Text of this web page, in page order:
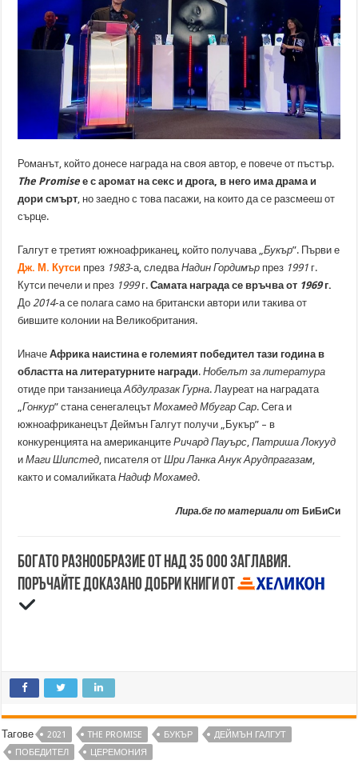
Романът, който донесе награда на своя автор, е повече от пъстър.
The Promise е с аромат на секс и дрога, в него има драма и
дори смърт , но заедно с това пасажи, на които да се разсмееш от
сърце.
Галгут е третият южноафриканец, който получава „Букър”. Първи е
Дж. М. Кутси през 1983-а, следваНадин Гордимър през 1991 г.
Кутси печели и през 1999г.Самата награда се връчва от 1969г.
До 2014-а се полага само на британски автори или такива от
бившите колонии на Великобритания.
ИначеАфрика наистина е големият победител тази година в
областта на литературните награди.Нобелът за литература
отиде при танзаниецаАбдулразак Гурна. Лауреат на наградата
„Гонкур” стана сенегалецътМохамед Мбугар Сар. Сега и
южноафриканецът Деймън Галгут получи „Букър” – в
конкуренцията на американцитеРичард Пауърс ,Патриша Локууд
иМаги Шипстед , писателя отШри Ланка Анук Арудпрагазам
както и сомалийкатаНадиф Мохамед.
Лира.бг по материали от БиБиСи
Богато разнообразие от над 35 000 заглавия.
Поръчайте доказано добри книги от
Тагове 2021 THE PROMISE БУКЪР
ДЕЙМЪН ГАЛГУТ
ПОБЕДИТЕЛ
ЦЕРЕМОНИЯ